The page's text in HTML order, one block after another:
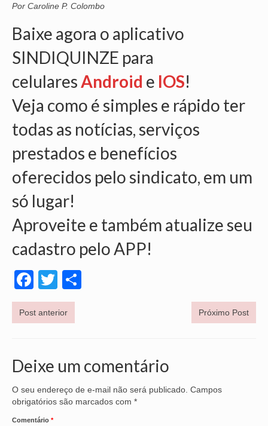
PRESIDENTE PRUDENTE
RIBEIRÃO PRETO
SÃO JOSÉ DOS CAMPOS
SÃO JOSÉ DO RIO PRETO
SOROCABA
NOTÍCIAS
BOLETIM
VÍDEOS
CONVÊNIOS
SINDICALIZE-SE
JURÍDICO
NÚCLEOS
APOSENTADOS
AGENTES DE POLÍCIA JUDICIAL
ACESSIBILIDADE E INCLUSÃO
LGBTQIA+
MULHERES
Por Caroline P. Colombo
Baixe agora o aplicativo
SINDIQUINZE para
celularesAndroid e IOS!
Veja como é simples e rápido ter
todas as notícias, serviços
prestados e benefícios
oferecidos pelo sindicato, em um
só lugar!
Aproveite e também atualize seu
cadastro pelo APP!
Facebook
Twitter
Post anterior Próximo Post
Deixe um comentário
O seu endereço de e-mail não será publicado. Campos
obrigatórios são marcados com *
Comentário *